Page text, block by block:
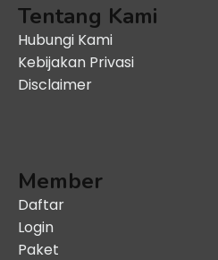
Tentang Kami
Hubungi Kami
Kebijakan Privasi
Disclaimer
Member
Daftar
Login
Paket